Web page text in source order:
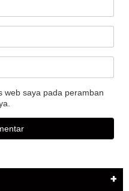
web saya pada peramban
+